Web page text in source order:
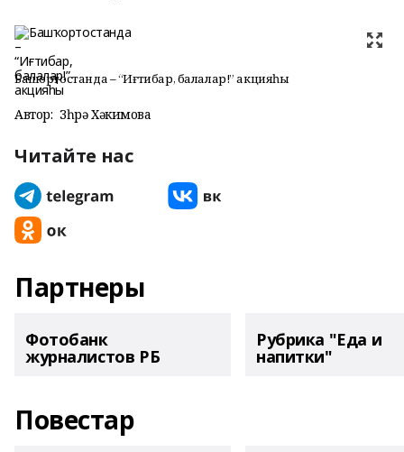
Башҡортостанда – “Иғтибар, балалар!” акцияһы
Автор: Зөһрә Хәкимова
Читайте нас
Партнеры
Фотобанк
журналистов РБ
Рубрика "Еда и
напитки"
Повестар